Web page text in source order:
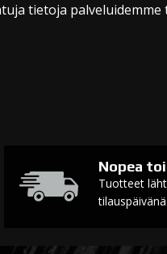
tietoja
Nopea
Tuotteet